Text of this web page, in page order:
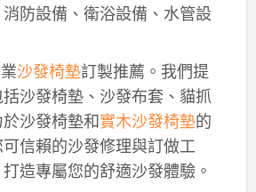
防設備、衛浴設備、水管設
沙發椅墊訂製推薦。我們提
沙發椅墊、沙發布套、貓抓
沙發椅墊和實木沙發椅墊的
信賴的沙發修理與訂做工
造專屬您的舒適沙發體驗。